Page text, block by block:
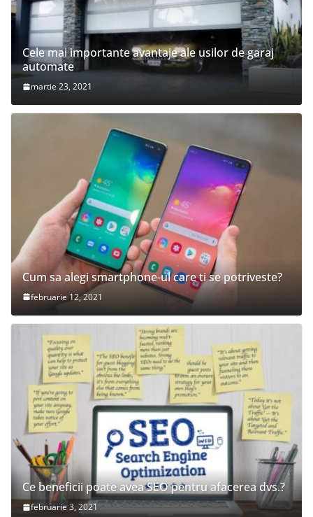
Cele mai importante avantaje ale usilor de garaj
automate
martie 23, 2021
Cum sa alegi smartphone-ul care ti se potriveste?
februarie 12, 2021
Ce beneficii poate avea SEO pentru afacerea dvs.?
februarie 3, 2021